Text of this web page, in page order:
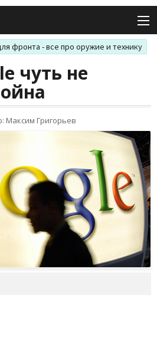
фронта - все про оружие и технику
чуть не
Максим Григорьев